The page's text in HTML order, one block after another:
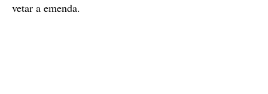
vetar a emenda.